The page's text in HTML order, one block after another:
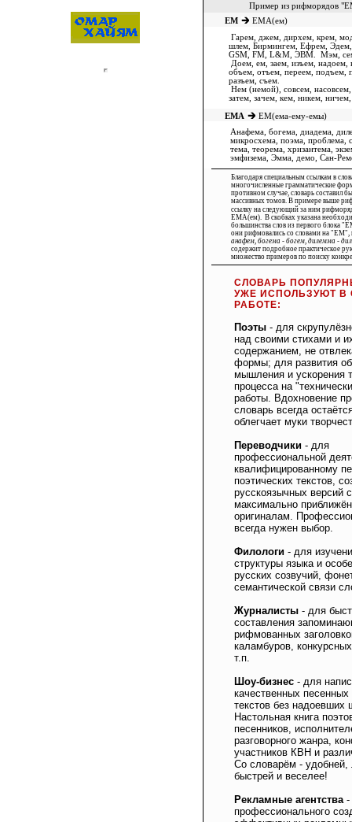
Пример из рифморядов
ЕМ
ЕМА(ем)
Гарем, джем, дирхем, крем,
шлем, Бирмингем, Ефрем,
GSM, FM, L&M, ЭВМ. Мэм,
Доем, ем, заем, изъем, надоем,
объем, отъем, переем, подъем,
разъем, съем.
Нем (немой), совсем,
затем, зачем, кем, никем,
ЕМА
ЕМ(ема-ему-емы)
Анафема, богема, диадема,
микросхема, поэма, проблема,
тема, теорема, хризантема,
эмфизема, Эмма, демо, Сан-
Благодаря специальным ссылкам в
многочисленные грамматические
противном случае, словарь составил
массивных томов. В примере выше
ссылку на следующий за ним
ЕМА(ем). В скобках указана
большинства слов из первого блока
они рифмовались со словами на "ЕМ",
анафем, богема - богем, дилемма -
содержит подробное практическое
множество примеров по поиску
СЛОВАРЬ
УЖЕ ИСПОЛЬЗУЮТ В
РАБОТЕ:
Поэты - для
над своими стихами и
содержанием, не
формы; для развития
мышления и ускорения
процесса на
работы. Вдохновение
словарь всегда
облегчает муки
Переводчики - для
профессиональной
квалифицированному
поэтических текстов,
русскоязычных версий
максимально
оригиналам.
всегда нужен выбор.
Филологи - для
структуры языка и
русских созвучий,
семантической связи
Журналисты - для
составления
рифмованных
каламбуров,
т.п.
Шоу-бизнес - для
качественных песенных
текстов без надоевших
Настольная книга
песенников,
разговорного жанра,
участников КВН и
Со словарём -
быстрей и веселее!
Рекламные агентства -
профессионального